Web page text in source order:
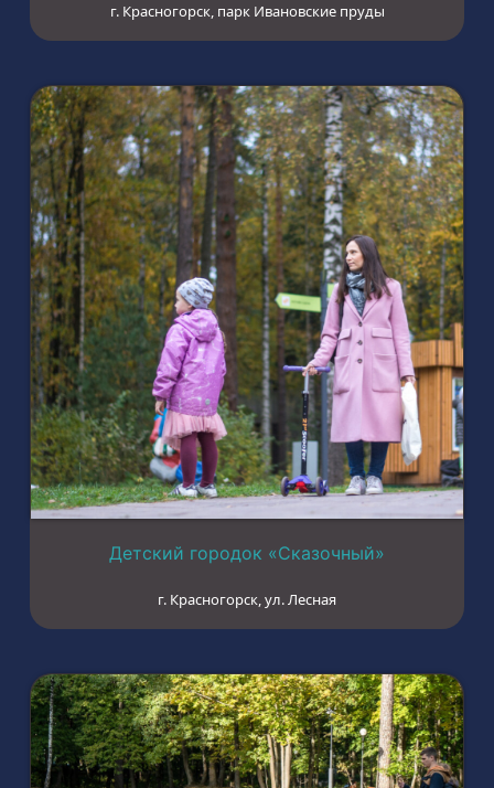
г. Красногорск, парк Ивановские пруды
Детский городок «Сказочный»
г. Красногорск, ул. Лесная